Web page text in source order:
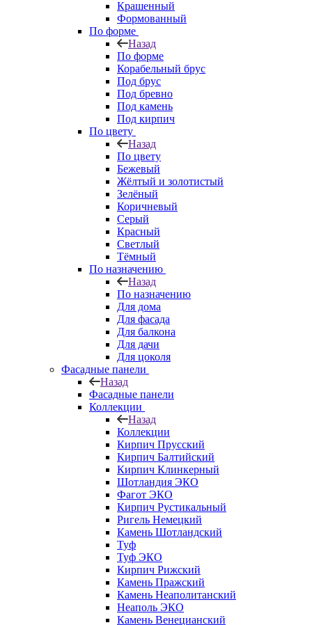
Крашенный
Формованный
По форме
Назад
По форме
Корабельный брус
Под брус
Под бревно
Под камень
Под кирпич
По цвету
Назад
По цвету
Бежевый
Жёлтый и золотистый
Зелёный
Коричневый
Серый
Красный
Светлый
Тёмный
По назначению
Назад
По назначению
Для дома
Для фасада
Для балкона
Для дачи
Для цоколя
Фасадные панели
Назад
Фасадные панели
Коллекции
Назад
Коллекции
Кирпич Прусский
Кирпич Балтийский
Кирпич Клинкерный
Шотландия ЭКО
Фагот ЭКО
Кирпич Рустикальный
Ригель Немецкий
Камень Шотландский
Туф
Туф ЭКО
Кирпич Рижский
Камень Пражский
Камень Неаполитанский
Неаполь ЭКО
Камень Венецианский